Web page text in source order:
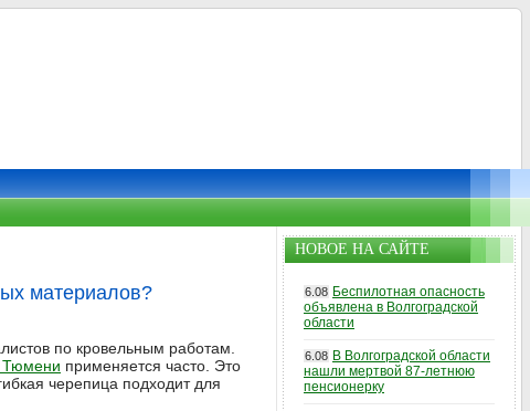
материалов?
по кровельным работам.
Тюмени применяется часто. Это
черепица подходит для
НОВОЕ НА САЙТЕ
6.08 Беспилотная опасность
объявлена в Волгоградской
области
6.08 В Волгоградской области
нашли мертвой 87-летнюю
пенсионерку